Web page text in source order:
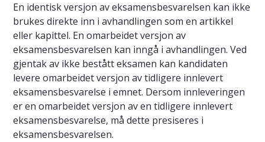
En identisk versjon av eksamensbesvarelsen kan ikke
brukes direkte inn i avhandlingen som en artikkel
eller kapittel. En omarbeidet versjon av
eksamensbesvarelsen kan inngå i avhandlingen. Ved
gjentak av ikke bestått eksamen kan kandidaten
levere omarbeidet versjon av tidligere innlevert
eksamensbesvarelse i emnet. Dersom innleveringen
er en omarbeidet versjon av en tidligere innlevert
eksamensbesvarelse, må dette presiseres i
eksamensbesvarelsen.